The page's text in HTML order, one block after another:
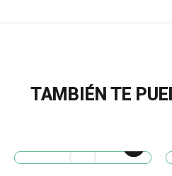
TAMBIÉN TE